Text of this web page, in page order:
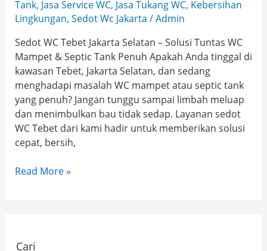
Tank, Jasa Service WC, Jasa Tukang WC, Kebersihan
Lingkungan, Sedot Wc Jakarta /Admin
Sedot WC Tebet Jakarta Selatan – Solusi Tuntas WC
Mampet & Septic Tank Penuh Apakah Anda tinggal di
kawasan Tebet, Jakarta Selatan, dan sedang
menghadapi masalah WC mampet atau septic tank
yang penuh? Jangan tunggu sampai limbah meluap
dan menimbulkan bau tidak sedap. Layanan sedot
WC Tebet dari kami hadir untuk memberikan solusi
cepat, bersih,
Read More »
Cari